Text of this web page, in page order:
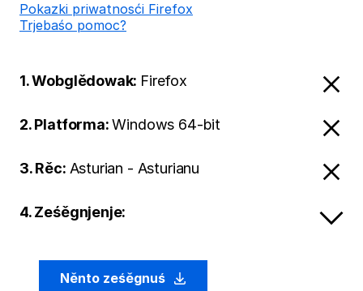
Pokazki priwatnosći Firefox
Trjebaśo pomoc?
1. Wobglědowak: Firefox
2. Platforma:Windows 64-bit
3. Rěc: Asturian - Asturianu
4. Ześěgnjenje:
Něnto ześěgnuś